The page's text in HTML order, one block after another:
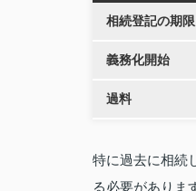
相続登記の期限
義務化開始
過料
特に過去に相続
る必要がありま